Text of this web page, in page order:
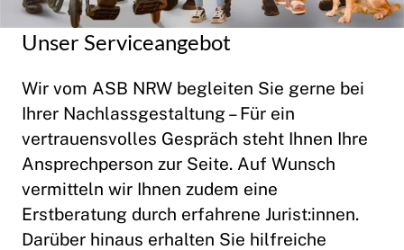
Unser Serviceangebot
Wir vom ASB NRW begleiten Sie gerne bei
Ihrer Nachlassgestaltung – Für ein
vertrauensvolles Gespräch steht Ihnen Ihre
Ansprechperson zur Seite. Auf Wunsch
vermitteln wir Ihnen zudem eine
Erstberatung durch erfahrene Jurist:innen.
Darüber hinaus erhalten Sie hilfreiche